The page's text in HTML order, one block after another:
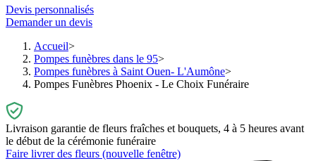
Devis personnalisés
Demander un devis
Accueil
Pompes funèbres dans le 95
Pompes funèbres à Saint Ouen- L'Aumône
Pompes Funèbres Phoenix - Le Choix Funéraire
Livraison garantie de fleurs fraîches et bouquets, 4 à 5 heures avant
le début de la cérémonie funéraire
Faire livrer des fleurs (nouvelle fenêtre)